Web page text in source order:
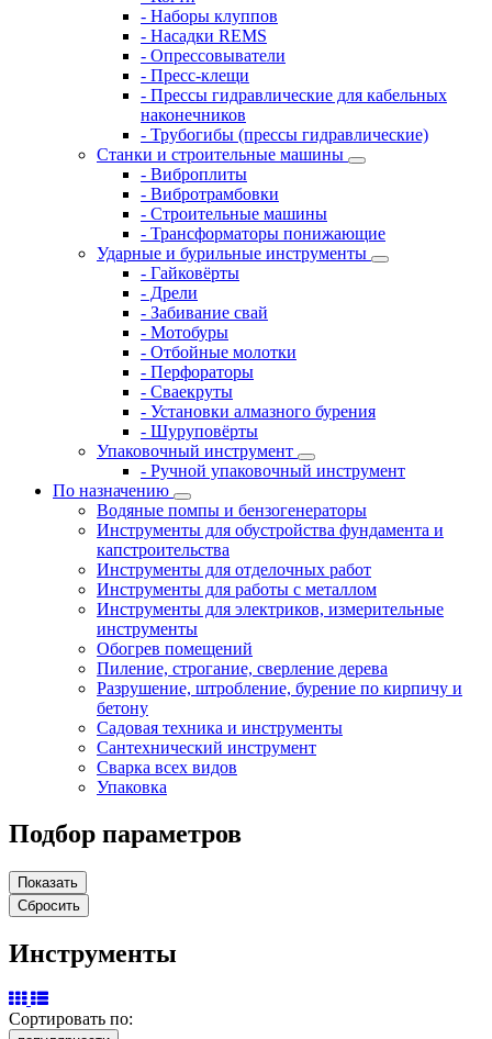
- Наборы клуппов
- Насадки REMS
- Опрессовыватели
- Пресс-клещи
- Прессы гидравлические для кабельных
наконечников
- Трубогибы (прессы гидравлические)
Станки и строительные машины
- Виброплиты
- Вибротрамбовки
- Строительные машины
- Трансформаторы понижающие
Ударные и бурильные инструменты
- Гайковёрты
- Дрели
- Забивание свай
- Мотобуры
- Отбойные молотки
- Перфораторы
- Сваекруты
- Установки алмазного бурения
- Шуруповёрты
Упаковочный инструмент
- Ручной упаковочный инструмент
По назначению
Водяные помпы и бензогенераторы
Инструменты для обустройства фундамента и
капстроительства
Инструменты для отделочных работ
Инструменты для работы с металлом
Инструменты для электриков, измерительные
инструменты
Обогрев помещений
Пиление, строгание, сверление дерева
Разрушение, штробление, бурение по кирпичу и
бетону
Садовая техника и инструменты
Сантехнический инструмент
Сварка всех видов
Упаковка
Подбор параметров
Инструменты
Сортировать по: